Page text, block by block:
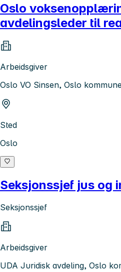
Oslo
avdelingsleder til
Arbeidsgiver
Oslo VO Sinsen, Oslo
Sted
Oslo
Seksjonssjef jus og
Seksjonssjef
Arbeidsgiver
UDA Juridisk avdeling, Oslo